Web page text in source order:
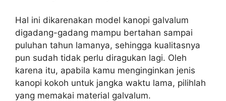
Hal ini dikarenakan model kanopi galvalum
digadang-gadang mampu bertahan sampai
puluhan tahun lamanya, sehingga kualitasnya
pun sudah tidak perlu diragukan lagi. Oleh
karena itu, apabila kamu menginginkan jenis
kanopi kokoh untuk jangka waktu lama, pilihlah
yang memakai material galvalum.